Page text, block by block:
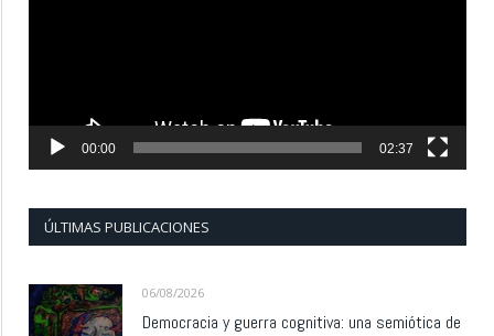
00:00 02:37
ÚLTIMAS PUBLICACIONES
06/08/2026
Democracia y guerra cognitiva: una semiótica de